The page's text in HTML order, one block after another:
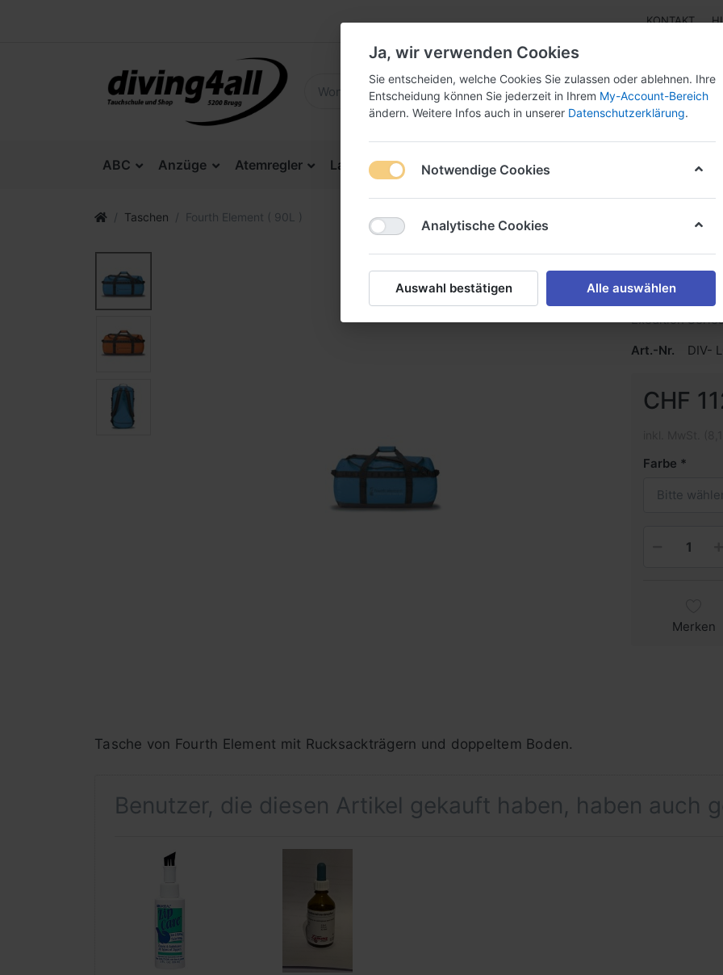
KONTAKT
ABC Anzüge Atemregler Lampen Instrumente Schnäppchenecke
Taschen Fourth Element ( 90L )
Fourth
Exedition
Art.-Nr.
DIV-
CHF
Farbe
Bitte
Merken
Tasche von Fourth Element mit Rucksackträgern und doppeltem Boden.
Benutzer, die diesen Artikel gekauft haben, haben auch
Ja, wir verwenden Cookies
Sie entscheiden, welche Cookies Sie zulassen oder ablehnen. Ihre
Entscheidung können Sie jederzeit in Ihrem My-Account-Bereich
ändern. Weitere Infos auch in unserer Datenschutzerklärung.
Notwendige Cookies
Analytische Cookies
Auswahl bestätigen Alle auswählen